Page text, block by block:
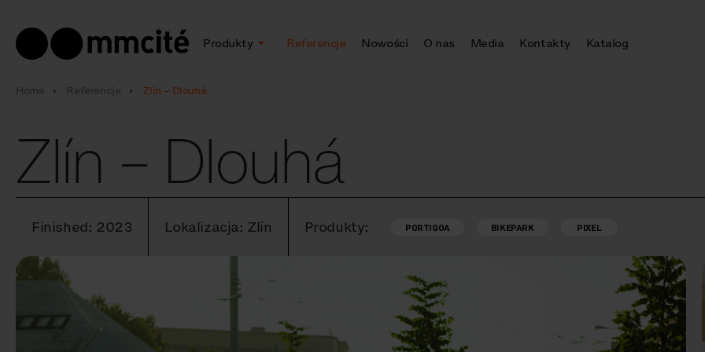
Produkty Referencje Nowości O nas Media Kontakty Katalog
Home Referencje Zlín – Dlouhá
Zlín – Dlouhá
Finished: 2023 Lokalizacja: Zlín Produkty: PORTIQOA BIKEPARK PIXEL